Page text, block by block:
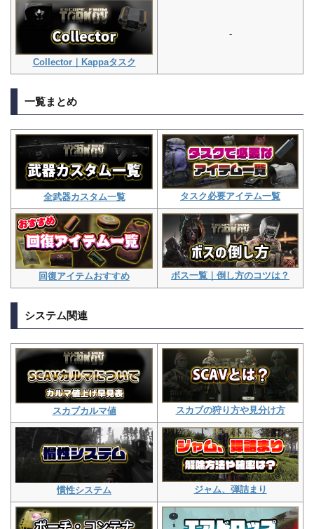
Collector｜Kappaタスク
-
一覧まとめ
全武器カスタム一覧 タスク必要アイテム一覧
回復アイテムおすすめ ボス一覧｜倒し方のコツは？
システム関連
スカブカルマ値 スカブの狩り方や見分け方
慣性システム ジャム、弾詰まり